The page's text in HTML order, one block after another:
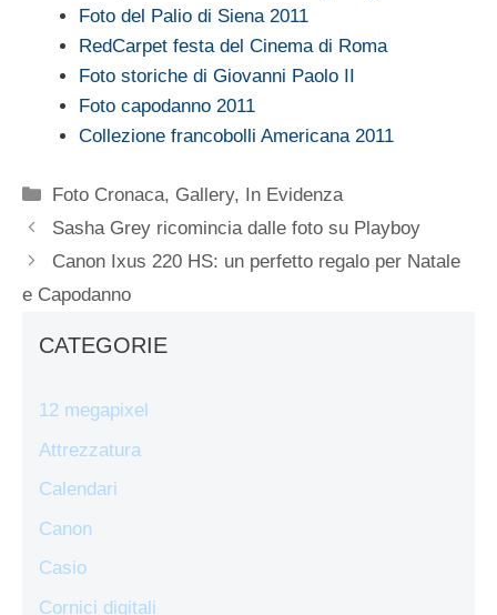
Foto del Palio di Siena 2011
RedCarpet festa del Cinema di Roma
Foto storiche di Giovanni Paolo II
Foto capodanno 2011
Collezione francobolli Americana 2011
Categorie
Foto Cronaca, Gallery, In Evidenza
Sasha Grey ricomincia dalle foto su Playboy
Canon Ixus 220 HS: un perfetto regalo per Natale
e Capodanno
CATEGORIE
12 megapixel
Attrezzatura
Calendari
Canon
Casio
Cornici digitali